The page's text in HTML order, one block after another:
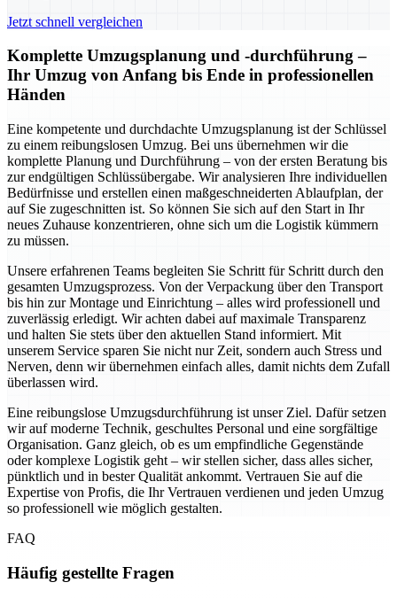
Jetzt schnell vergleichen
Komplette Umzugsplanung und -durchführung –
Ihr Umzug von Anfang bis Ende in professionellen
Händen
Eine kompetente und durchdachte Umzugsplanung ist der Schlüssel
zu einem reibungslosen Umzug. Bei uns übernehmen wir die
komplette Planung und Durchführung – von der ersten Beratung bis
zur endgültigen Schlüssübergabe. Wir analysieren Ihre individuellen
Bedürfnisse und erstellen einen maßgeschneiderten Ablaufplan, der
auf Sie zugeschnitten ist. So können Sie sich auf den Start in Ihr
neues Zuhause konzentrieren, ohne sich um die Logistik kümmern
zu müssen.
Unsere erfahrenen Teams begleiten Sie Schritt für Schritt durch den
gesamten Umzugsprozess. Von der Verpackung über den Transport
bis hin zur Montage und Einrichtung – alles wird professionell und
zuverlässig erledigt. Wir achten dabei auf maximale Transparenz
und halten Sie stets über den aktuellen Stand informiert. Mit
unserem Service sparen Sie nicht nur Zeit, sondern auch Stress und
Nerven, denn wir übernehmen einfach alles, damit nichts dem Zufall
überlassen wird.
Eine reibungslose Umzugsdurchführung ist unser Ziel. Dafür setzen
wir auf moderne Technik, geschultes Personal und eine sorgfältige
Organisation. Ganz gleich, ob es um empfindliche Gegenstände
oder komplexe Logistik geht – wir stellen sicher, dass alles sicher,
pünktlich und in bester Qualität ankommt. Vertrauen Sie auf die
Expertise von Profis, die Ihr Vertrauen verdienen und jeden Umzug
so professionell wie möglich gestalten.
FAQ
Häufig gestellte Fragen